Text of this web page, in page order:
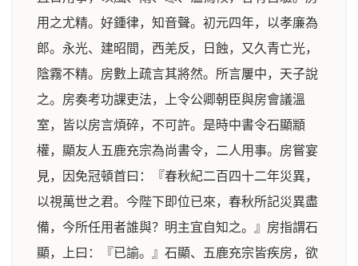
用之尤精。好鍾律，知音聲。初元四年，以孝廉為
郎。永光、建昭間，西羌反，日蝕，又久青亡光，
陰霧不精。房數上疏言其將然。所言屢中，天子說
之。房奏考功課吏法，上令公卿朝臣與房會議溫
室，皆以房言煩碎，不可許。是時中書令石顯顓
權，顯友人五鹿充宗為尚書令，二人用事。房嘗宴
見，因免冠頓首曰：『春秋紀二百四十二年災異，
以視萬世之君。今陛下即位已來，春秋所記災異盡
備，今所任用者誰與？明主宜自知之。』房指謂石
顯，上曰：『已諭。』石顯、五鹿充宗皆疾房，欲